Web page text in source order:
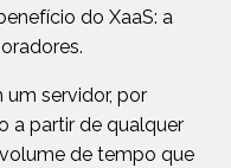
do XaaS: a
um servidor, por
a partir de qualquer
de tempo que